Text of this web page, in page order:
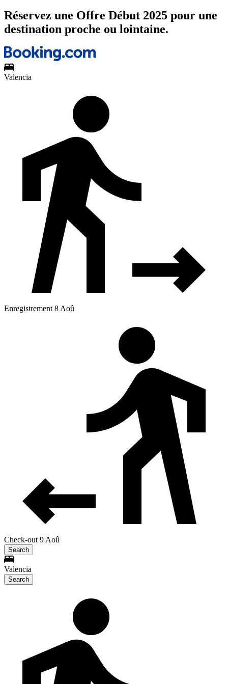
Réservez une Offre Début 2025 pour une
destination proche ou lointaine.
Valencia
Enregistrement 8 Aoû
Check-out 9 Aoû
Search
Valencia
Search